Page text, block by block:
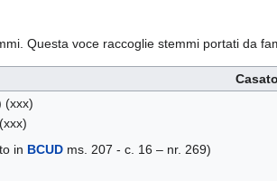
Questa voce raccoglie stemmi portati da
(xxx)
(xxx)
in BCUDms. 207 - c. 16 – nr. 269)